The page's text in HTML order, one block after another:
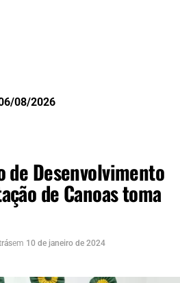
08/2026
de Desenvolvimento
de Canoas toma
em 10 de janeiro de 2024